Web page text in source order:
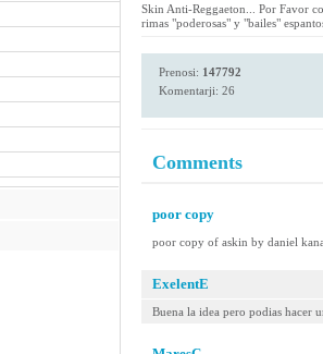
Skin Anti-Reggaeton... Por Favor
rimas "poderosas" y "bailes"
Prenosi: 147792
Komentarji: 26
Comments
poor copy
poor copy of askin by daniel
ExelentE
Buena la idea pero podias hacer